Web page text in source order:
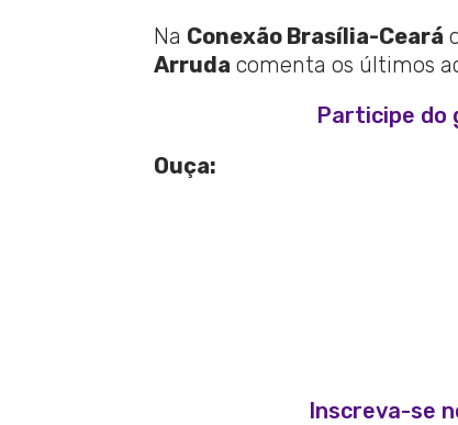
Na Conexão Brasília-Ceará
Arruda comenta os últimos
Participe do
Ouça:
Inscreva-se